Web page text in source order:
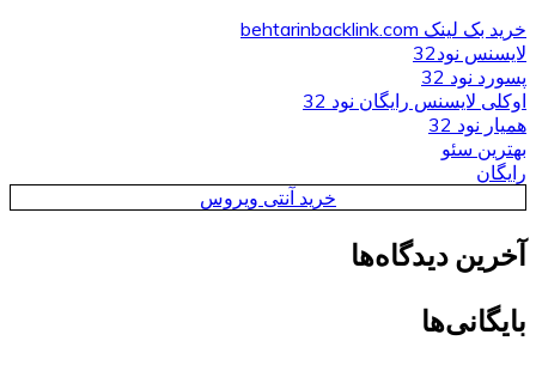
خرید بک لینک behtarinbacklink.com
لایسنس نود32
پسورد نود 32
اوکلی لایسنس رایگان نود 32
همیار نود 32
بهترین سئو
رایگان
خرید آنتی ویروس
آخرین دیدگاه‌ها
بایگانی‌ها